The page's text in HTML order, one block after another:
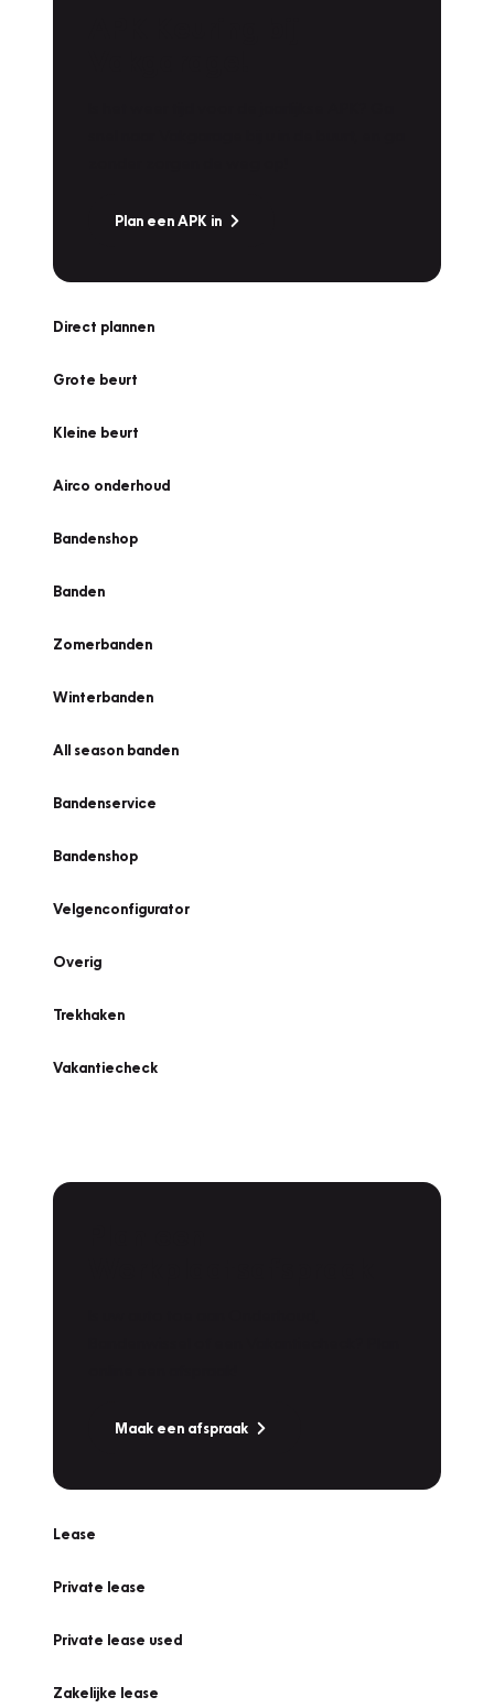
Plan een APK in
Direct plannen
Grote beurt
Kleine beurt
Airco onderhoud
Bandenshop
Banden
Zomerbanden
Winterbanden
All season banden
Bandenservice
Bandenshop
Velgenconfigurator
Overig
Trekhaken
Vakantiecheck
Maak een afspraak
Lease
Private lease
Private lease used
Zakelijke lease